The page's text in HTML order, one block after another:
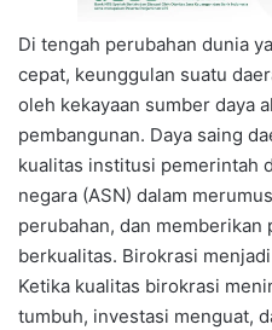
Di tengah perubahan dunia
cepat, keunggulan suatu
oleh kekayaan sumber daya
pembangunan. Daya saing
kualitas institusi pemerintah
negara (ASN) dalam
perubahan, dan memberikan
berkualitas. Birokrasi
Ketika kualitas birokrasi
tumbuh, investasi menguat,